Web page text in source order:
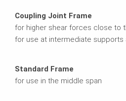
Coupling Joint Frame
for higher shear forces close to
for use at intermediate supports
Standard Frame
for use in the middle span